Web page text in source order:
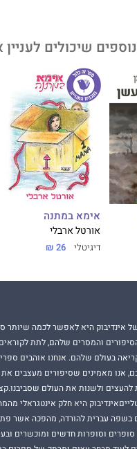
שיכולים לעניין
אימא במתנה
אורטל ארבלי
דיגיטלי 26 ₪
אינדיבוק היא לאפשר לכמה שיותר
והמסרים שלהם, לתת
בעולם שלהם. אנחנו אוהבים
אנו מאמינים שסיפורים מעצבים את
להעצים ולשנות את העולם
היא חלק אינטגראלי
בשפה עברית להורדה, מהפכה אשר
סופרים וסופרות חדשים ומוכשרים